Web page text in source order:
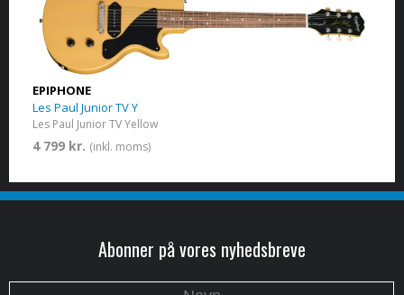
EPIPHONE
Les Paul Junior TV Y
Les Paul Junior TV Yellow
4 799 kr. (inkl. moms)
Abonner på vores nyhedsbreve